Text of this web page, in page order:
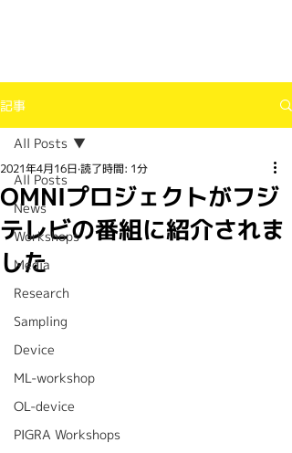
記事
All Posts
News
Workshops
Media
Research
Sampling
Device
ML-workshop
OL-device
PIGRA Workshops
All Posts
OMNIプロジェクトがフジ
テレビの番組に紹介されま
した
2021年4月16日 読了時間: 1分